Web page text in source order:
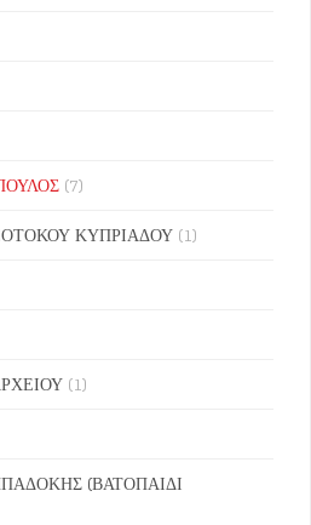
(7)
ΚΥΠΡΙΑΔΟΥ (1)
(1)
(ΒΑΤΟΠΑΙΔΙ